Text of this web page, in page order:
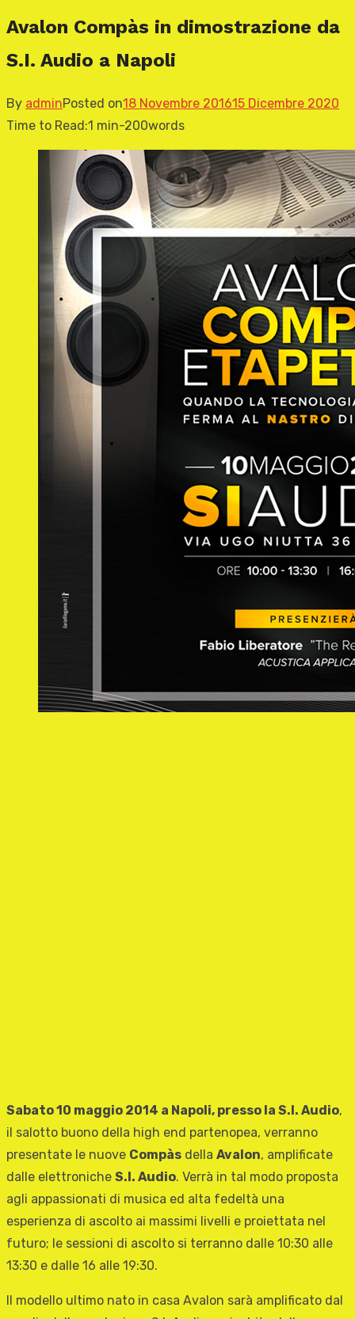
Avalon Compàs in dimostrazione da
S.I. Audio a Napoli
By adminPosted on18 Novembre 201615 Dicembre 2020
Time to Read:1 min-200words
Sabato 10 maggio 2014 a Napoli, presso la S.I. Audio,
il salotto buono della high end partenopea, verranno
presentate le nuove Compàs della Avalon, amplificate
dalle elettroniche S.I. Audio. Verrà in tal modo proposta
agli appassionati di musica ed alta fedeltà una
esperienza di ascolto ai massimi livelli e proiettata nel
futuro; le sessioni di ascolto si terranno dalle 10:30 alle
13:30 e dalle 16 alle 19:30.
Il modello ultimo nato in casa Avalon sarà amplificato dal